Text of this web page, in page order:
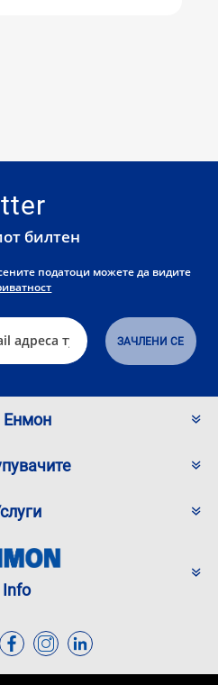
билтен
податоци можете да видите
Енмон
Info